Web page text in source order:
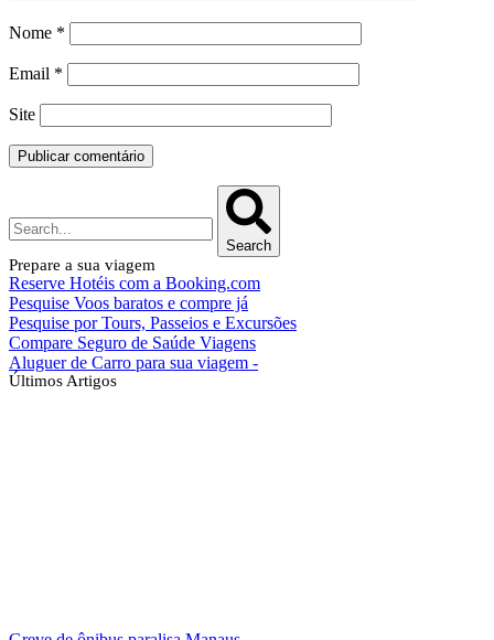
Nome *
Email *
Site
Search
Prepare a sua viagem
Reserve Hotéis com a Booking.com
Pesquise Voos baratos e compre já
Pesquise por Tours, Passeios e Excursões
Compare Seguro de Saúde Viagens
Aluguer de Carro para sua viagem -
Últimos Artigos